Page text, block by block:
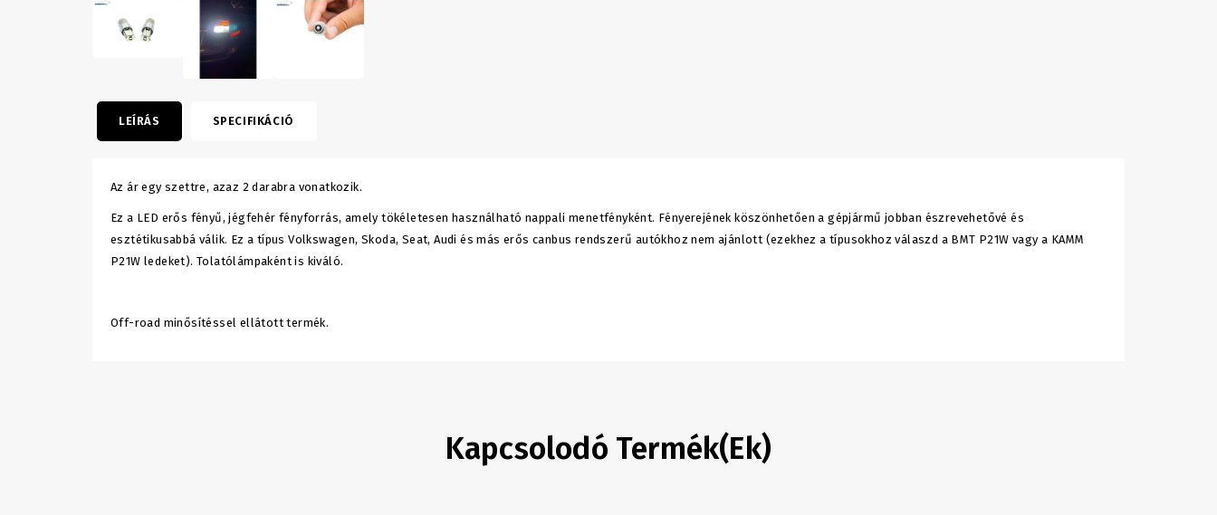
LEÍRÁS SPECIFIKÁCIÓ
Az ár egy szettre, azaz 2 darabra vonatkozik.
Ez a LED erős fényű, jégfehér fényforrás, amely tökéletesen használható nappali menetfényként. Fényerejének köszönhetően a gépjármű jobban észrevehetővé és
esztétikusabbá válik. Ez a típus Volkswagen, Skoda, Seat, Audi és más erős canbus rendszerű autókhoz nem ajánlott (ezekhez a típusokhoz válaszd a BMT P21W vagy a KAMM
P21W ledeket). Tolatólámpaként is kiváló.
Off-road minősítéssel ellátott termék.
Kapcsolodó Termék(ek)